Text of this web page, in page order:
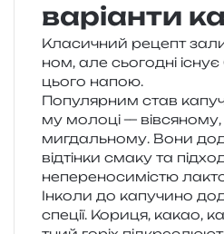
варіанти
Класичний рецепт
ном, але сьо­го­дні існує
цього напою.
Популярним став
му моло­ці —
мигдаль­но­му. Вони
від­тін­ки смаку та
непе­ре­но­си­мі­стю
Інколи до капу­чи­но
спе­ції. Кориця, какао,